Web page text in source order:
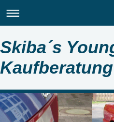
Skiba´s
Kaufberatung